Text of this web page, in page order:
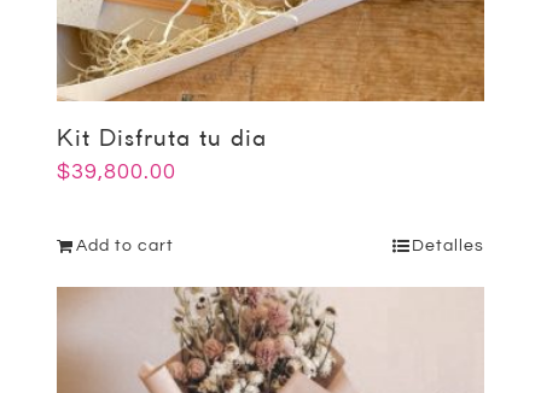
Kit Disfruta tu dia
$39,800.00
Add to cart Detalles